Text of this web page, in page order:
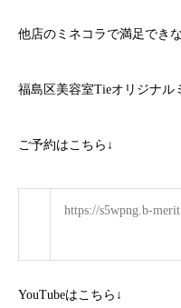
他店のミネコラで満足でき
福島区美容室Tieオリジナル
ご予約はこちら ↓
https://s5wpng.b-
YouTubeはこちら ↓